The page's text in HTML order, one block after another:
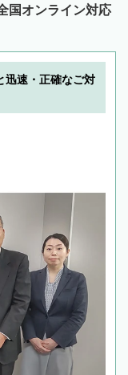
国オンライン対応
迅速・正確なご対